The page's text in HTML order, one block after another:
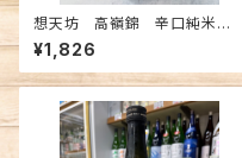
想天坊 高嶺錦 辛口純米吟
醸 生原酒 720ml
¥1,826